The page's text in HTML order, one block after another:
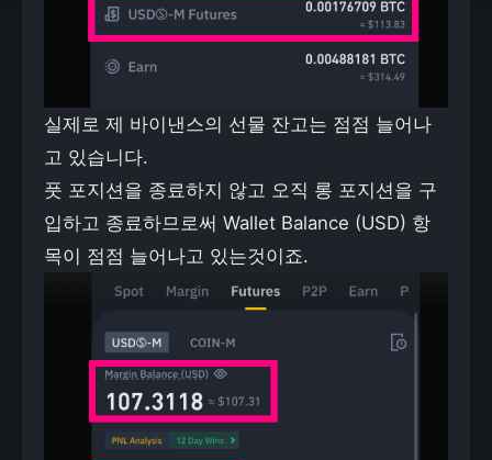
실제로 제 바이낸스의 선물 잔고는 점점 늘어나
고 있습니다.
풋 포지션을 종료하지 않고 오직 롱 포지션을 구
입하고 종료하므로써 Wallet Balance (USD) 항
목이 점점 늘어나고 있는것이죠.